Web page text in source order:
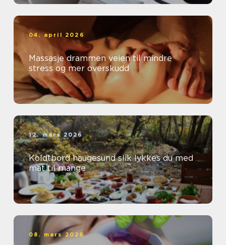
04. april 2026
Massasje drammen veien til mindre
stress og mer overskudd
12. mars 2026
Koldtbord haugesund slik lykkes du med
mat til mange
08. mars 2026